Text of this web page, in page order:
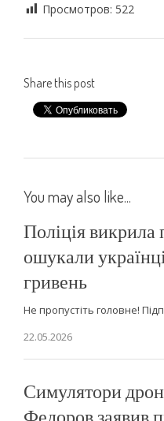
Просмотров: 522
Share this post
You may also like...
Поліція викрила
ошукали
гривень
Не пропустіть головне!
22.05.2026
Симулятори
Федоров заявив